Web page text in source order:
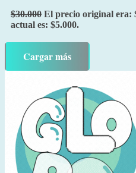
$30.000 El precio original era:
actual es: $5.000.
Cargar más